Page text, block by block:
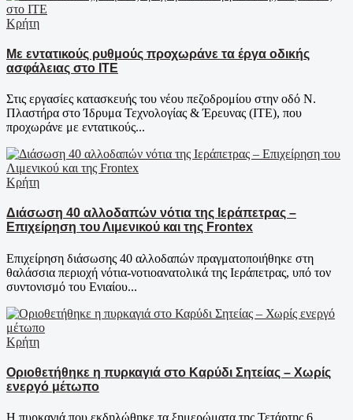
Κρήτη
Με εντατικούς ρυθμούς προχωράνε τα έργα οδικής
ασφάλειας στο ΙΤΕ
Στις εργασίες κατασκευής του νέου πεζοδρομίου στην οδό Ν.
Πλαστήρα στο Ίδρυμα Τεχνολογίας & Έρευνας (ΙΤΕ), που
προχωράνε με εντατικούς...
Κρήτη
Διάσωση 40 αλλοδαπών νότια της Ιεράπετρας –
Επιχείρηση του Λιμενικού και της Frontex
Επιχείρηση διάσωσης 40 αλλοδαπών πραγματοποιήθηκε στη
θαλάσσια περιοχή νότια-νοτιοανατολικά της Ιεράπετρας, υπό τον
συντονισμό του Ενιαίου...
Κρήτη
Οριοθετήθηκε η πυρκαγιά στο Καρύδι Σητείας – Χωρίς
ενεργό μέτωπο